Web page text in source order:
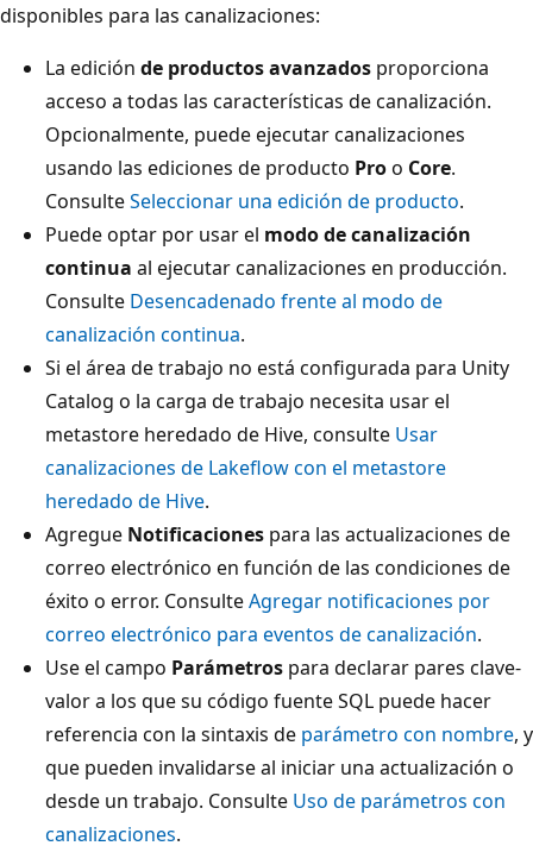
disponibles para las canalizaciones:
La edición de productos avanzados proporciona
acceso a todas las características de canalización.
Opcionalmente, puede ejecutar canalizaciones
usando las ediciones de producto Proo Core.
ConsulteSeleccionar una edición de producto.
Puede optar por usar el modo de canalización
continua al ejecutar canalizaciones en producción.
Consulte Desencadenado frente al modo de
canalización continua.
Si el área de trabajo no está configurada para Unity
Catalog o la carga de trabajo necesita usar el
metastore heredado de Hive, consulte Usar
canalizaciones de Lakeflow con el metastore
heredado de Hive.
Agregue Notificaciones para las actualizaciones de
correo electrónico en función de las condiciones de
éxito o error. ConsulteAgregar notificaciones por
correo electrónico para eventos de canalización.
Use el campo Parámetros para declarar pares clave-
valor a los que su código fuente SQL puede hacer
referencia con la sintaxis de parámetro con nombre, y
que pueden invalidarse al iniciar una actualización o
desde un trabajo. Consulte Uso de parámetros con
canalizaciones.